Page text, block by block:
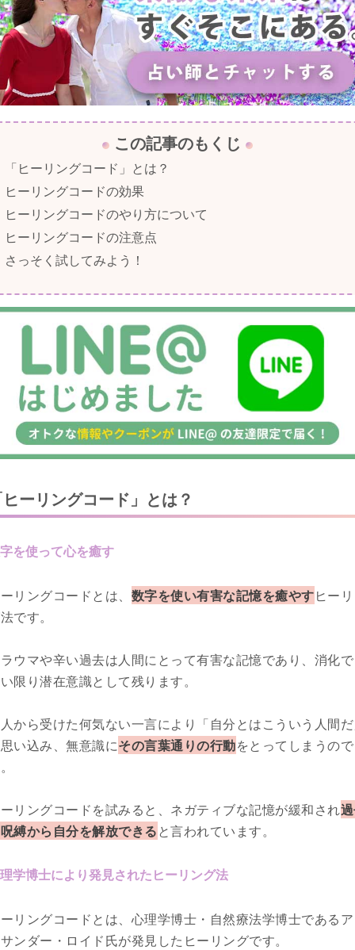
この記事のもくじ
「ヒーリングコード」とは？
ヒーリングコードの効果
ヒーリングコードのやり方について
ヒーリングコードの注意点
さっそく試してみよう！
ーリングコード」とは？
を使って心を癒す
リングコードとは、 数字を使い有害な記憶を癒やすヒー
です。
ウマや辛い過去は人間にとって有害な記憶であり、消化
限り潜在意識として残ります。
から受けた何気ない一言により「自分とはこういう人間
い込み、無意識にその言葉通りの行動をとってしまうので
リングコードを試みると、ネガティブな記憶が緩和され
縛から自分を解放できると言われています。
学博士により発見されたヒーリング法
リングコードとは、心理学博士・自然療法学博士である
ンダー・ロイド氏が発見したヒーリングです。